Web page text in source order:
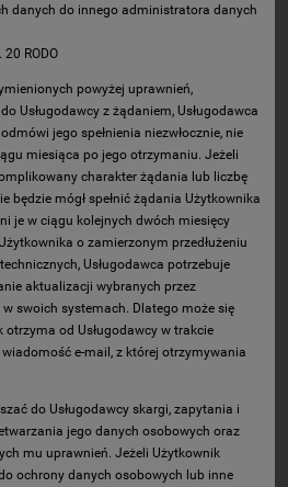
danych do innego administratora danych
RODO
powyżej uprawnień,
Usługodawcy z żądaniem, Usługodawca
jego spełnienia niezwłocznie, nie
miesiąca po jego otrzymaniu. Jeżeli
charakter żądania lub liczbę
będzie mógł spełnić żądania Użytkownika
je w ciągu kolejnych dwóch miesięcy
o zamierzonym przedłużeniu
Usługodawca potrzebuje
aktualizacji wybranych przez
swoich systemach. Dlatego może się
otrzyma od Usługodawcy w trakcie
e-mail, z której otrzymywania
do Usługodawcy skargi, zapytania i
jego danych osobowych oraz
mu uprawnień. Jeżeli Użytkownik
ochrony danych osobowych lub inne